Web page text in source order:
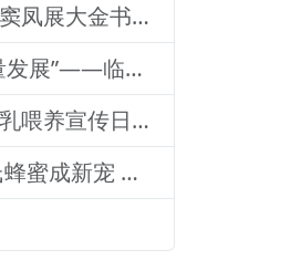
凤凰探索中美协会员窦凤展大金书画集绘就艺术传奇
“品时代佳酿谋高质量发展”——临沂老区高质量发展论坛暨贵州茅台酒（精品）主题活动圆满落幕
【志愿服务】全国母乳喂养宣传日：山东医专附属医院志愿者深入社区宣传母乳喂养健康知识
逢源采撷献苍生 巩氏蜂蜜成新宠 和善润物品牌就 养怡之福在沂蒙